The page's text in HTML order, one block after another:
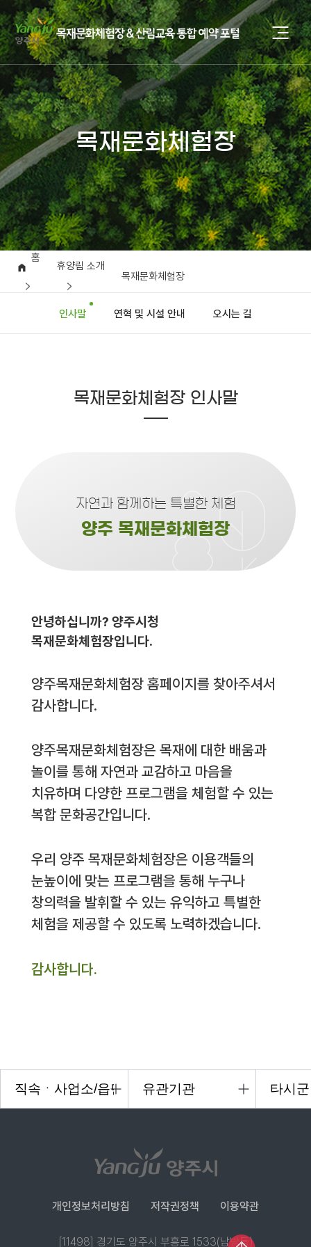
목재문화체험장
홈
휴양림 소개
목재문화체험장
인사말 연혁 및 시설 안내 오시는 길
목재문화체험장 인사말
자연과 함께하는 특별한 체험
양주 목재문화체험장
안녕하십니까? 양주시청
목재문화체험장입니다.
양주목재문화체험장 홈페이지를 찾아주셔서
감사합니다.
양주목재문화체험장은 목재에 대한 배움과
놀이를 통해 자연과 교감하고 마음을
치유하며 다양한 프로그램을 체험할 수 있는
복합 문화공간입니다.
우리 양주 목재문화체험장은 이용객들의
눈높이에 맞는 프로그램을 통해 누구나
창의력을 발휘할 수 있는 유익하고 특별한
체험을 제공할 수 있도록 노력하겠습니다.
감사합니다.
개인정보처리방침 저작권정책 이용약관
[11498] 경기도 양주시 부흥로 1533(남방동)